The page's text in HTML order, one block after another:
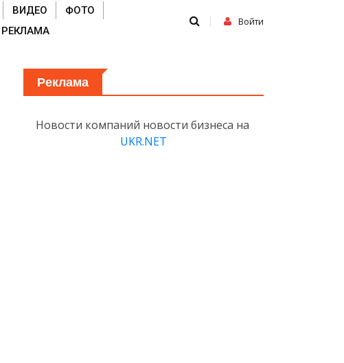
ВИДЕО
ФОТО
РЕКЛАМА
Войти
Реклама
Новости компаний новости бизнеса на
UKR.NET